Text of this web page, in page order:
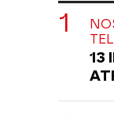
13